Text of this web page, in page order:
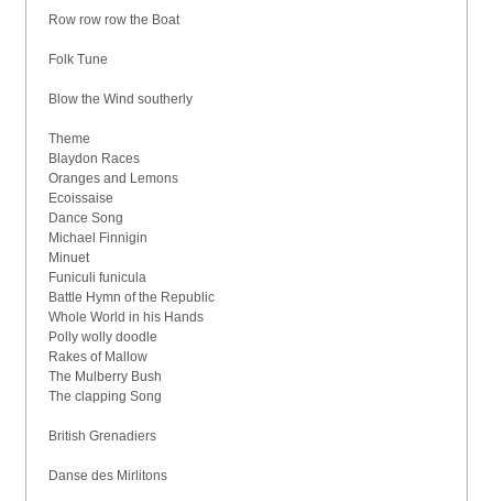
Row row row the Boat
Folk Tune
Blow the Wind southerly
Theme
Blaydon Races
Oranges and Lemons
Ecoissaise
Dance Song
Michael Finnigin
Minuet
Funiculi funicula
Battle Hymn of the Republic
Whole World in his Hands
Polly wolly doodle
Rakes of Mallow
The Mulberry Bush
The clapping Song
British Grenadiers
Danse des Mirlitons